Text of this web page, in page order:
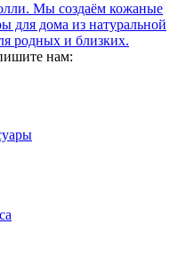
Мы создаём кожаные
для дома из натуральной
родных и близких.
нам: